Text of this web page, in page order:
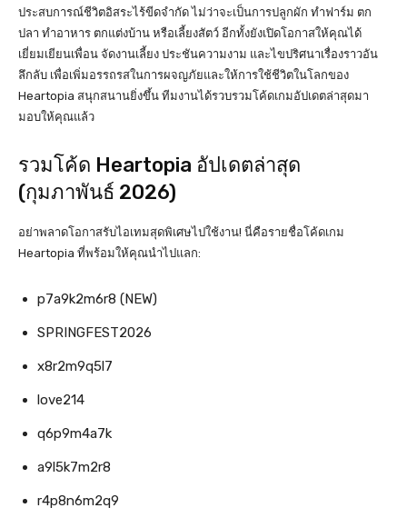
ประสบการณ์ชีวิตอิสระไร้ขีดจำกัด ไม่ว่าจะเป็นการปลูกผัก ทำฟาร์ม ตก
ปลา ทำอาหาร ตกแต่งบ้าน หรือเลี้ยงสัตว์ อีกทั้งยังเปิดโอกาสให้คุณได้
เยี่ยมเยียนเพื่อน จัดงานเลี้ยง ประชันความงาม และไขปริศนาเรื่องราวอัน
ลึกลับ เพื่อเพิ่มอรรถรสในการผจญภัยและให้การใช้ชีวิตในโลกของ
Heartopia สนุกสนานยิ่งขึ้น ทีมงานได้รวบรวมโค้ดเกมอัปเดตล่าสุดมา
มอบให้คุณแล้ว
รวมโค้ด Heartopia อัปเดตล่าสุด
(กุมภาพันธ์ 2026)
อย่าพลาดโอกาสรับไอเทมสุดพิเศษไปใช้งาน! นี่คือรายชื่อโค้ดเกม
Heartopia ที่พร้อมให้คุณนำไปแลก:
p7a9k2m6r8 (NEW)
SPRINGFEST2026
x8r2m9q5l7
love214
q6p9m4a7k
a9l5k7m2r8
r4p8n6m2q9